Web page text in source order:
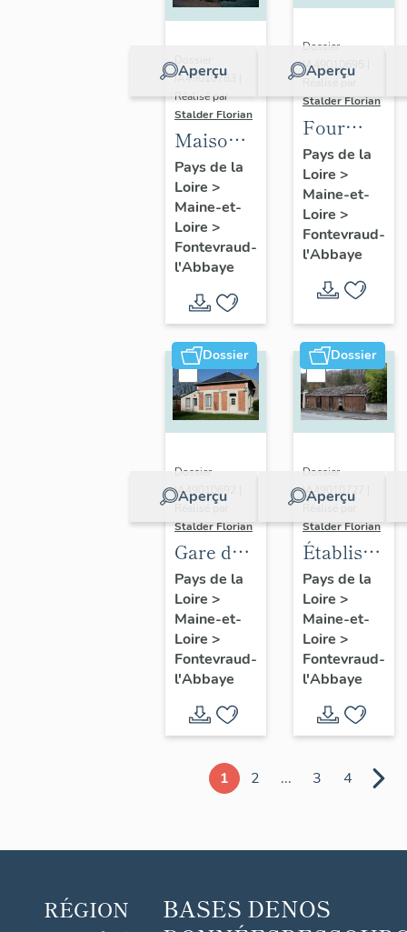
Aperçu
IA49010783 |
Réalisé par
Stalder Florian
Maison
de la
Secrétainerie,
ou
Segrétainerie,
31 rue
Saint-
Jean-de-
l'Habit,
Fontevraud-
l'Abbaye
Pays de la
Loire >
Maine-et-
Loire >
Fontevraud-
l'Abbaye
Aperçu
Dossier
IA49010695 |
Réalisé par
Stalder Florian
Four
banal de
l'Ânerie,
puis
ferme du
Bas-
Courty,
Le
Courty,
17 rue de
l'
Hermitage,
l'Abbaye
Pays de la
Loire >
Maine-et-
Loire >
Fontevraud-
l'Abbaye
Dossier
Aperçu
Dossier
IA49010692 |
Réalisé par
Stalder Florian
Gare de
Fontevraud,
actuellement
maison
dite
"Mary
Jan", 5
avenue
Roches,
Pays de la
Loire >
Maine-et-
Loire >
Fontevraud-
l'Abbaye
Dossier
Aperçu
Dossier
IA49010727 |
Réalisé par
Stalder Florian
de danse
et salle
de
spectacle
avenue
Pays de la
Loire >
Maine-et-
Loire >
Fontevraud-
l'Abbaye
1 2 ... 3 4
RÉGION
BASES DENOS